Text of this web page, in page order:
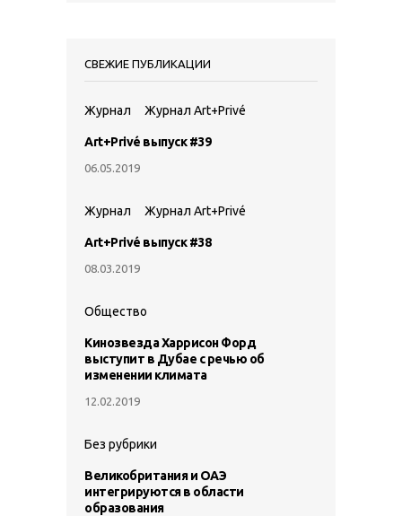
СВЕЖИЕ ПУБЛИКАЦИИ
Журнал Журнал Art+Privé
Art+Privé выпуск #39
06.05.2019
Журнал Журнал Art+Privé
Art+Privé выпуск #38
08.03.2019
Общество
Кинозвезда Харрисон Форд
выступит в Дубае с речью об
изменении климата
12.02.2019
Без рубрики
Великобритания и ОАЭ
интегрируются в области
образования